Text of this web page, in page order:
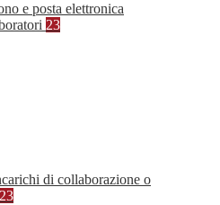
e posta elettronica
23
di collaborazione o
23